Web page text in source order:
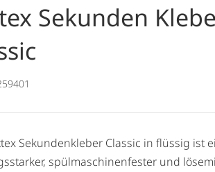
Sekunden
Sekundenkleber Classic in flüssig ist
spülmaschinenfester und